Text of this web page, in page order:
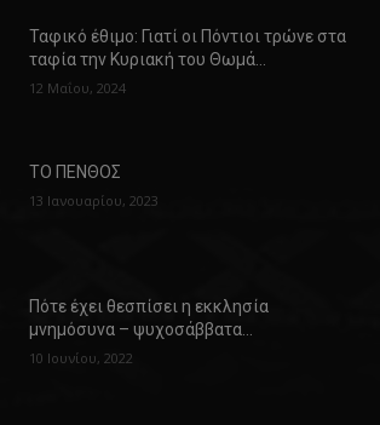
Ταφικό έθιμο: Γιατί οι Πόντιοι τρώνε στα
ταφία την Κυριακή του Θωμά…
12 Μαΐου, 2024
ΤΟ ΠΕΝΘΟΣ
13 Ιανουαρίου, 2023
Πότε έχει θεσπίσει η εκκλησία
μνημόσυνα – ψυχοσάββατα…
10 Ιουνίου, 2022